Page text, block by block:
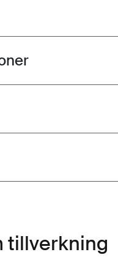
tillverkning